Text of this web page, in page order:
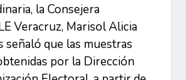
la Consejera
Veracruz, Marisol Alicia
que las muestras
por la Dirección